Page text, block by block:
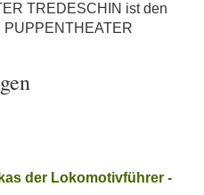
TREDESCHIN ist den
PUPPENTHEATER
der Lokomotivführer -